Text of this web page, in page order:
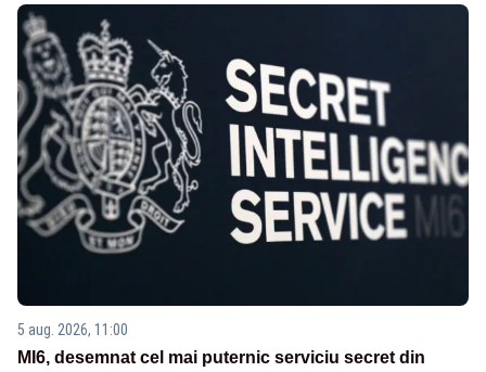
5 aug. 2026, 11:00
MI6, desemnat cel mai puternic serviciu secret din